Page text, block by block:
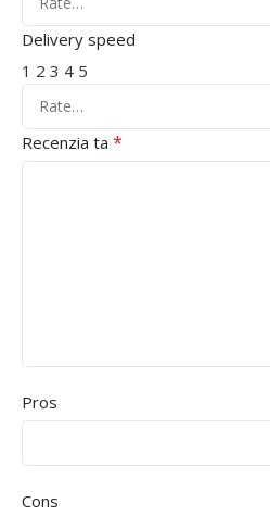
Delivery speed
1 2 3 4 5
Recenzia ta *
Pros
Cons